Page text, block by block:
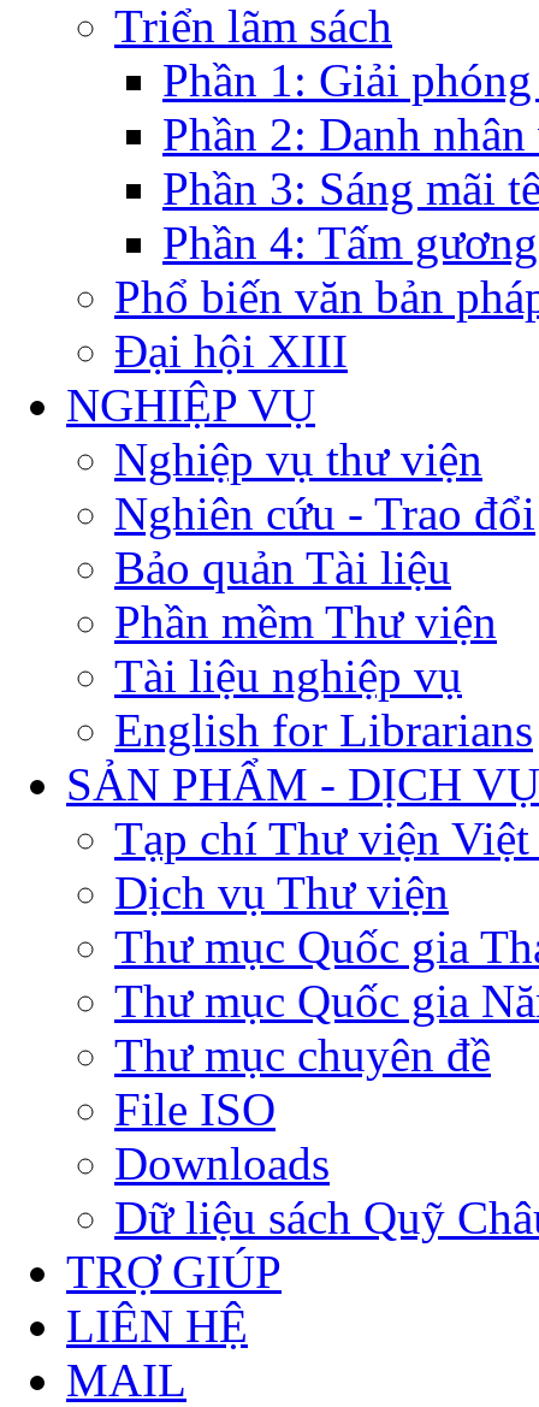
Triển lãm sách
Phần 1: Giải
Phần 2: Danh nhân
Phần 3: Sáng mãi
Phần 4: Tấm
Phổ biến văn bản
Đại hội XIII
NGHIỆP VỤ
Nghiệp vụ thư viện
Nghiên cứu - Trao đổi
Bảo quản Tài liệu
Phần mềm Thư viện
Tài liệu nghiệp vụ
English for Librarians
SẢN PHẨM - DỊCH VỤ
Tạp chí Thư viện Việt
Dịch vụ Thư viện
Thư mục Quốc gia
Thư mục Quốc gia
Thư mục chuyên đề
File ISO
Downloads
Dữ liệu sách Quỹ
TRỢ GIÚP
LIÊN HỆ
MAIL